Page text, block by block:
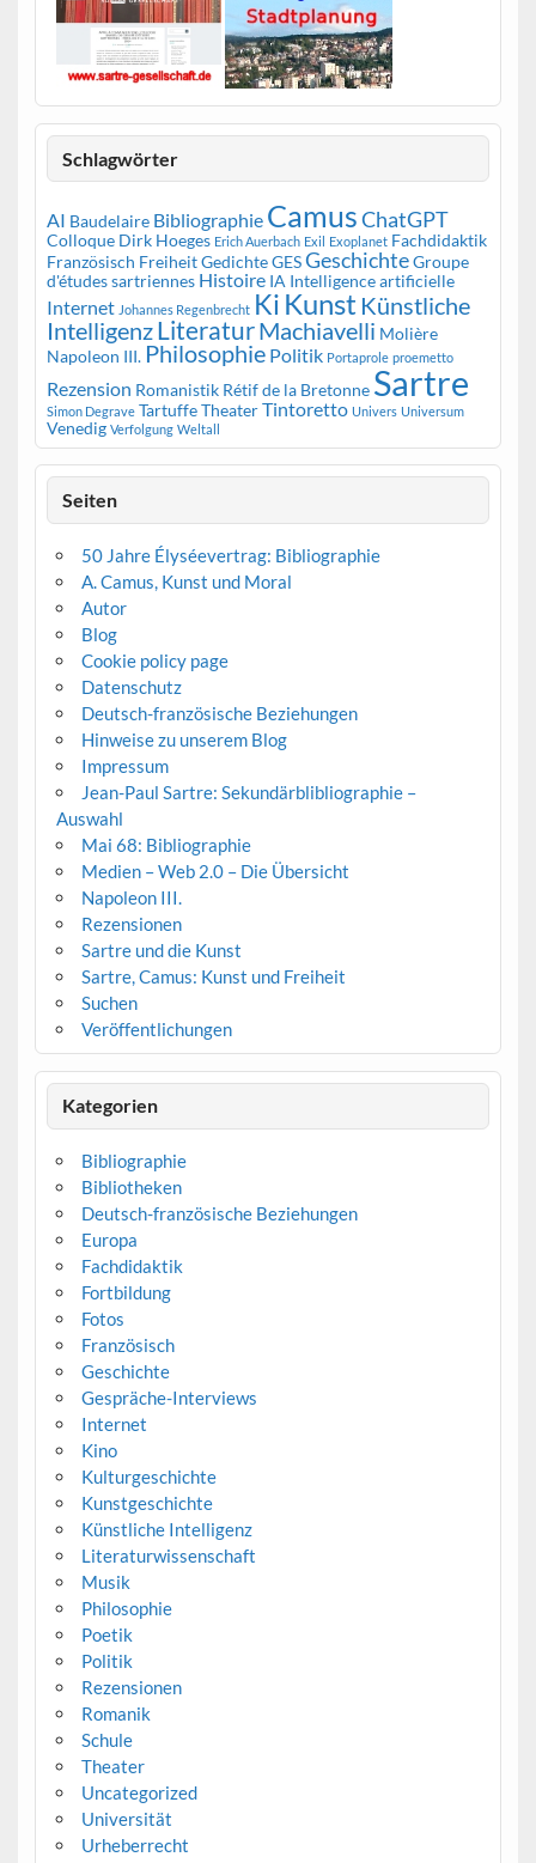
Schlagwörter
AI Baudelaire Bibliographie CamusChatGPT
Colloque Dirk Hoeges Erich Auerbach Exil Exoplanet Fachdidaktik
Französisch FreiheitGedichteGESGeschichteGroupe
d'études sartriennes Histoire IA Intelligence artificielle
Internet Johannes Regenbrecht Ki Kunst Künstliche
IntelligenzLiteraturMachiavelli Molière
Napoleon III. Philosophie Politik Portaprole proemetto
Rezension Romanistik Rétif de la Bretonne Sartre
Simon Degrave TartuffeTheaterTintoretto Univers Universum
Venedig Verfolgung Weltall
Seiten
50 Jahre Élyséevertrag: Bibliographie
A. Camus, Kunst und Moral
Autor
Blog
Cookie policy page
Datenschutz
Deutsch-französische Beziehungen
Hinweise zu unserem Blog
Impressum
Jean-Paul Sartre: Sekundärblibliographie –
Auswahl
Mai 68: Bibliographie
Medien – Web 2.0 – Die Übersicht
Napoleon III.
Rezensionen
Sartre und die Kunst
Sartre, Camus: Kunst und Freiheit
Suchen
Veröffentlichungen
Kategorien
Bibliographie
Bibliotheken
Deutsch-französische Beziehungen
Europa
Fachdidaktik
Fortbildung
Fotos
Französisch
Geschichte
Gespräche-Interviews
Internet
Kino
Kulturgeschichte
Kunstgeschichte
Künstliche Intelligenz
Literaturwissenschaft
Musik
Philosophie
Poetik
Politik
Rezensionen
Romanik
Schule
Theater
Uncategorized
Universität
Urheberrecht